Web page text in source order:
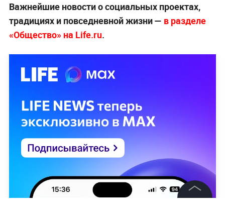
Важнейшие новости о социальных проектах,
традициях и повседневной жизни — в разделе
«Общество» на Life.ru.